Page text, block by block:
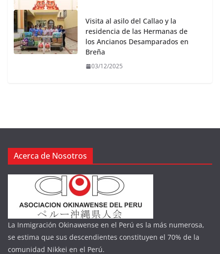
Visita al asilo del Callao y la
residencia de las Hermanas de
los Ancianos Desamparados en
Breña
03/12/2025
Acerca de Nosotros
La Inmigración Okinawense en el Perú es la más numerosa,
se estima que sus descendientes constituyen el 70% de la
comunidad Nikkei en el Perú.